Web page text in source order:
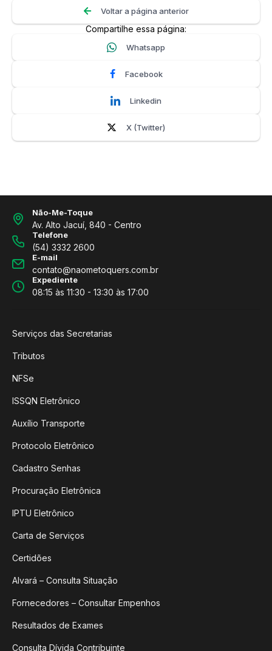
Voltar a página anterior
Compartilhe essa página:
Whatsapp
Facebook
Linkedin
X (Twitter)
Não-Me-Toque
Av. Alto Jacuí, 840 - Centro
Telefone
(54) 3332 2600
E-mail
contato@naometoquers.com.br
Expediente
08:15 às 11:30 - 13:30 às 17:00
Serviços das Secretarias
Tributos
NFSe
ISSQN Eletrônico
Auxílio Transporte
Protocolo Eletrônico
Cadastro Senhas
Procuração Eletrônica
IPTU Eletrônico
Carta de Serviços
Certidões
Alvará – Consulta Situação
Fornecedores – Consultar Empenhos
Resultados de Exames
Consulta Dívida Contribuinte